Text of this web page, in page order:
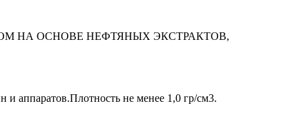
НА ОСНОВЕ НЕФТЯНЫХ ЭКСТРАКТОВ,
аппаратов.Плотность не менее 1,0 гр/см3.